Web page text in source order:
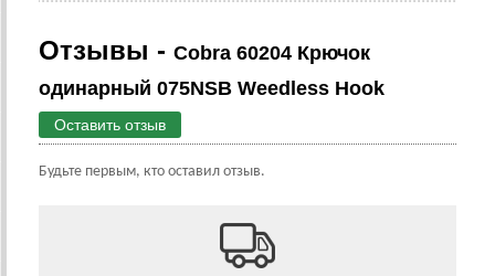
Отзывы - Cobra 60204 Крючок
одинарный 075NSB Weedless Hook
Оставить отзыв
Будьте первым, кто оставил отзыв.